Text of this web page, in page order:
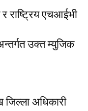
राष्ट्रिय एचआईभी
उक्त म्युजिक
अधिकारी